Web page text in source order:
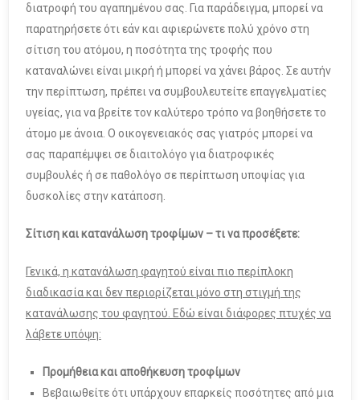
διατροφή του αγαπημένου σας. Για παράδειγμα, μπορεί να
παρατηρήσετε ότι εάν και αφιερώνετε πολύ χρόνο στη
σίτιση του ατόμου, η ποσότητα της τροφής που
καταναλώνει είναι μικρή ή μπορεί να χάνει βάρος. Σε αυτήν
την περίπτωση, πρέπει να συμβουλευτείτε επαγγελματίες
υγείας, για να βρείτε τον καλύτερο τρόπο να βοηθήσετε το
άτομο με άνοια. Ο οικογενειακός σας γιατρός μπορεί να
σας παραπέμψει σε διαιτολόγο για διατροφικές
συμβουλές ή σε παθολόγο σε περίπτωση υποψίας για
δυσκολίες στην κατάποση.
Σίτιση και κατανάλωση τροφίμων – τι να προσέξετε:
Γενικά, η κατανάλωση φαγητού είναι πιο περίπλοκη
διαδικασία και δεν περιορίζεται μόνο στη στιγμή της
κατανάλωσης του φαγητού. Εδώ είναι διάφορες πτυχές να
λάβετε υπόψη:
Προμήθεια και αποθήκευση τροφίμων
Βεβαιωθείτε ότι υπάρχουν επαρκείς ποσότητες από μια